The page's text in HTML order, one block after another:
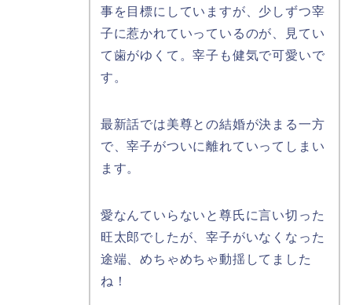
事を目標にしていますが、少しずつ宰
子に惹かれていっているのが、見てい
て歯がゆくて。宰子も健気で可愛いで
す。
最新話では美尊との結婚が決まる一方
で、宰子がついに離れていってしまい
ます。
愛なんていらないと尊氏に言い切った
旺太郎でしたが、宰子がいなくなった
途端、めちゃめちゃ動揺してました
ね！